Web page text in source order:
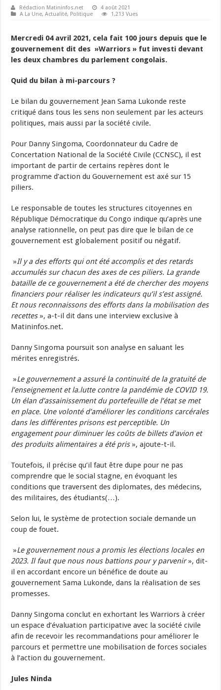
Rédaction Matininfos.net
4 août 2021
A La Une,Actualité, Politique 1,213 Vues
Mercredi 04 avril 2021, cela fait 100 jours depuis que le
gouvernement dit des »Warriors » fut investi devant
les deux chambres du parlement congolais.
Quid du bilan à mi-parcours ?
Le bilan du gouvernement Jean Sama Lukonde reste
critiqué dans tous les sens non seulement par les acteurs
politiques, mais aussi par la société civile.
Pour Danny Singoma, Coordonnateur du Cadre de
Concertation National de la Société Civile (CCNSC), il est
important de partir de certains repères dont le
programme d’action du Gouvernement est axé sur 15
piliers.
Le responsable de toutes les structures citoyennes en
République Démocratique du Congo indique qu’après une
analyse rationnelle, on peut pas dire que le bilan de ce
gouvernement est globalement positif ou négatif.
»Il y a des efforts qui ont été accomplis et des retards
accumulés sur chacun des axes de ces piliers. La grande
bataille de ce gouvernement a été de chercher des moyens
financiers pour réaliser les indicateurs qu’il s’est assigné.
Et nous reconnaissons des efforts dans la mobilisation des
recettes», a-t-il dit dans une interview exclusive à
Matininfos.net.
Danny Singoma poursuit son analyse en saluant les
mérites enregistrés.
»Le gouvernement a assuré la continuité de la gratuité de
l’enseignement et la.lutte contre la pandémie de COVID 19.
Un élan d’assainissement du portefeuille de l’état se met
en place. Une volonté d’améliorer les conditions carcérales
dans les différentes prisons est perceptible. Un
engagement pour diminuer les coûts de billets d’avion et
des produits alimentaires a été pris», ajoute-t-il.
Toutefois, il précise qu’il faut être dupe pour ne pas
comprendre que le social stagne, en évoquant les
conditions que traversent des diplomates, des médecins,
des militaires, des étudiants(…).
Selon lui, le système de protection sociale demande un
coup de fouet.
»Le gouvernement nous a promis les élections locales en
2023. Il faut que nous nous battions pour y parvenir», dit-
il en accordant encore un bénéfice de doute au
gouvernement Sama Lukonde, dans la réalisation de ses
promesses.
Danny Singoma conclut en exhortant les Warriors à créer
un espace d’évaluation participative avec la société civile
afin de recevoir les recommandations pour améliorer le
parcours et permettre une mobilisation de forces sociales
à l’action du gouvernement.
Jules Ninda